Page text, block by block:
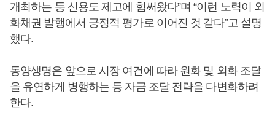
개최하는 등 신용도 제고에 힘써왔다”며 “이런 노력이 외
화채권 발행에서 긍정적 평가로 이어진 것 같다”고 설명
했다.
동양생명은 앞으로 시장 여건에 따라 원화 및 외화 조달
을 유연하게 병행하는 등 자금 조달 전략을 다변화하려
한다.